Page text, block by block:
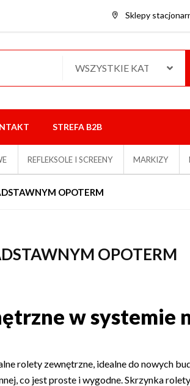
Sklepy
WSZYSTKIE KATEGORIE
STREFA B2B
REFLEKSOLE I SCREENY MARKIZY
OPOTERM
OPOTERM
w systemie
rolety zewnętrzne, idealne do nowych
co jest proste i wygodne. Skrzynka